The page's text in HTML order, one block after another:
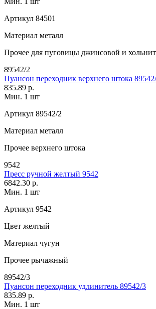
Артикул 84501
Материал металл
Прочее для пуговицы джинсовой и
89542/2
Пуансон переходник верхнего штока
835.89 р.
Мин. 1 шт
Артикул 89542/2
Материал металл
Прочее верхнего штока
9542
Пресс ручной желтый 9542
6842.30 р.
Мин. 1 шт
Артикул 9542
Цвет желтый
Материал чугун
Прочее рычажный
89542/3
Пуансон переходник удлинитель 89542/3
835.89 р.
Мин. 1 шт